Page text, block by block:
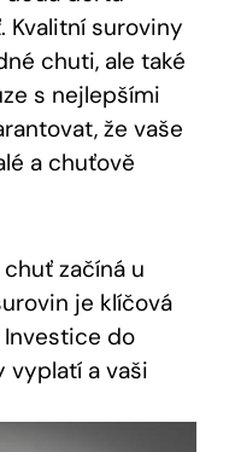
Kvalitní suroviny
chuti, ale také
s ⁤nejlepšími
že ⁢vaše
a chuťově
začíná u
je klíčová
do
​vyplatí a vaši